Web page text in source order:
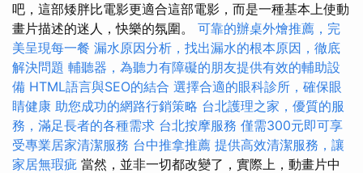
吧，這部矮胖比電影更適合這部電影，而是一種基本上使動
畫片描述的迷人，快樂的氛圍。 可靠的辦桌外燴推薦，完
美呈現每一餐 漏水原因分析，找出漏水的根本原因，徹底
解決問題 輔聽器，為聽力有障礙的朋友提供有效的輔助設
備 HTML語言與SEO的結合 選擇合適的眼科診所，確保眼
睛健康 助您成功的網路行銷策略 台北護理之家，優質的服
務，滿足長者的各種需求 台北按摩服務 僅需300元即可享
受專業居家清潔服務 台中推拿推薦 提供高效清潔服務，讓
家居無瑕疵 當然，並非一切都改變了，實際上，動畫片中